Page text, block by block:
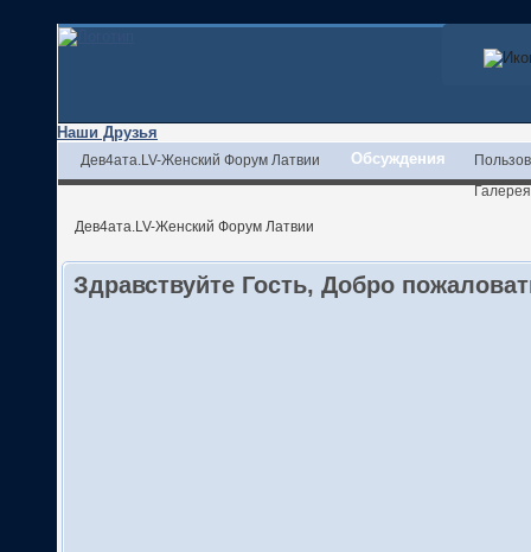
Наши Друзья
Дев4ата.LV-Женский Форум Латвии Обсуждения
Галерея
Дев4ата.LV-Женский Форум Латвии
Здравствуйте Гость, Добро